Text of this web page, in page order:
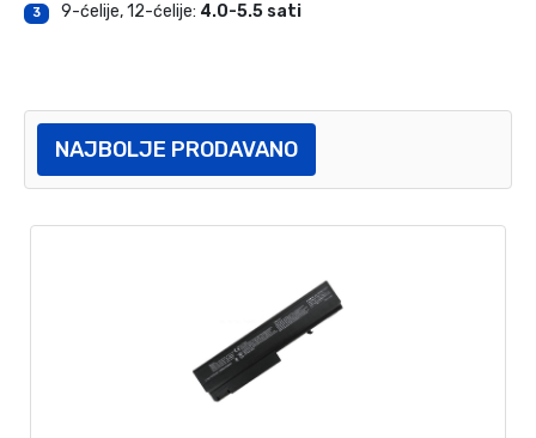
3 9-ćelije, 12-ćelije: 4.0-5.5 sati
NAJBOLJE PRODAVANO